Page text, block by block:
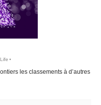
•
les classements à d’autres